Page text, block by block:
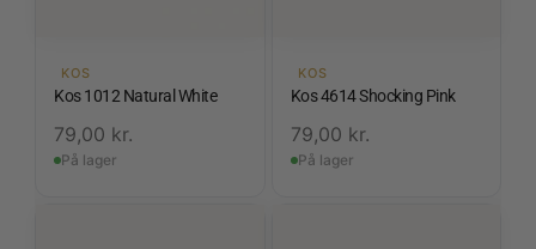
KOS
Kos 1012 Natural White
79,00 kr.
På lager
KOS
Kos 4614 Shocking Pink
79,00 kr.
På lager